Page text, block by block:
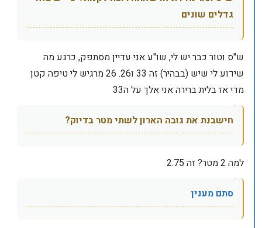
גדלים שונים
ש"ס וטור כבר יש לי, שו"ע אני עדיין מסתפק, כרגע מה
שידוע לי שיש (בבהיר) זה 33 ו26. 26 מרגיש לי טיפה קטן
מדי אז בלית ברירה אני אלך על ה33
חישבנת את גובה הארון לשתי מטר בדיוק?
למה 2 מטר? זה 2.75
סתם מענין